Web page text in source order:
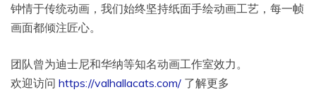
钟情于传统动画，我们始终坚持纸面手绘动画工艺，每一帧
画面都倾注匠心。
团队曾为迪士尼和华纳等知名动画工作室效力。
欢迎访问 https://valhallacats.com/ 了解更多